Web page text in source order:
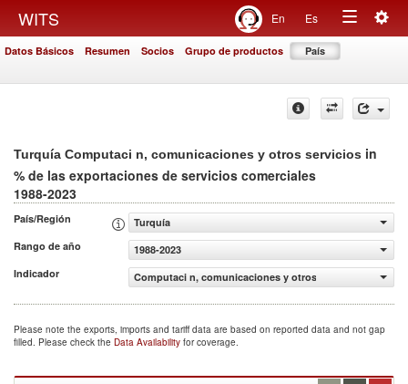
WITS En Es
Toggle
Datos Básicos Resumen Socios Grupo de productos País
Turquía Computaci n, comunicaciones y otros servicios in
% de las exportaciones de servicios comerciales
1988-2023
País/Región
Turquía
Rango de año
1988-2023
Indicador
Computaci n, comunicaciones y otros servicios (% de
Please note the exports, imports and tariff data are based on reported data and not gap
filled. Please check the Data Availability for coverage.